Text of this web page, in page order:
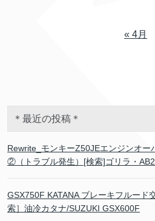
« 4月
＊最近の投稿＊
Rewrite_モンキーZ50JEエンジンオー
②（トラブル発生）[検索]ゴリラ・
GSX750F KATANA ブレーキフルード
索］油冷カタナ/SUZUKI GSX600F